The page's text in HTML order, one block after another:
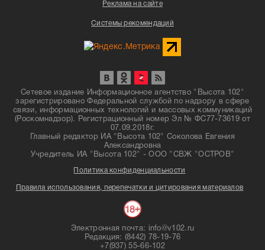
Реклама на сайте
Системы рекомендаций
Сетевое издание Информационное агентство "Высота 102"
зарегистрировано Федеральной службой по надзору в сфере
связи, информационных технологий и массовых коммуникаций
(Роскомнадзор). Регистрационный номер Эл № ФС77-73619 от
07.09.2018г.
Главный редактор ИА "Высота 102" Соколова Евгения
Александровна
Учредитель ИА "Высота 102" - ООО "СВЖ "ОСТРОВ"
Политика конфиденциальности
Правила использования, перепечатки и цитирования материалов
Электронная почта: info@v102.ru
Редакция: (8442) 78-19-76
+7(937) 55-66-102